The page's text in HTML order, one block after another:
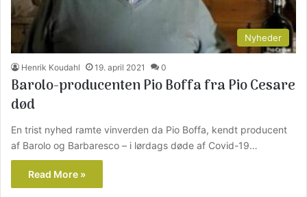
Nyheder
Henrik Koudahl 19. april 2021 0
Barolo-producenten Pio Boffa fra Pio Cesare
død
En trist nyhed ramte vinverden da Pio Boffa, kendt producent
af Barolo og Barbaresco – i lørdags døde af Covid-19…
Read More »